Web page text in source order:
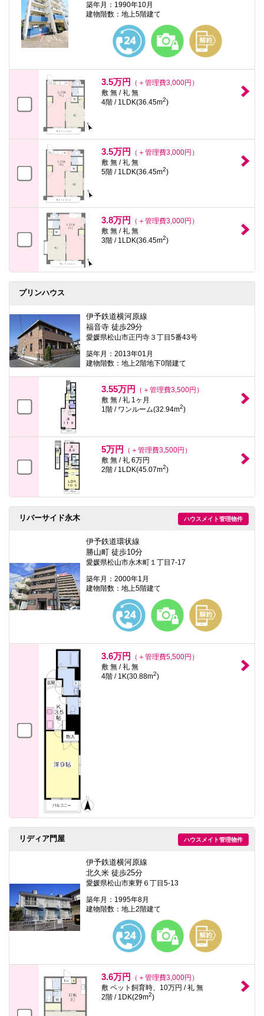
築年月：1990年10月
建物階数：地上5階建て
3.5万円
（＋管理費3,000円）
敷 無 / 礼 無
4階 / 1LDK(36.45m2)
3.5万円
（＋管理費3,000円）
敷 無 / 礼 無
5階 / 1LDK(36.45m2)
3.8万円
（＋管理費3,000円）
敷 無 / 礼 無
3階 / 1LDK(36.45m2)
プリンハウス
伊予鉄道横河原線
福音寺 徒歩29分
愛媛県松山市正円寺３丁目5番43号
築年月：2013年01月
建物階数：地上2階地下0階建て
3.55万円
（＋管理費3,500円）
敷 無 / 礼 1ヶ月
1階 / ワンルーム(32.94m2)
5万円
（＋管理費3,500円）
敷 無 / 礼 6万円
2階 / 1LDK(45.07m2)
ハウスメイト管理物件
リバーサイド永木
伊予鉄道環状線
勝山町 徒歩10分
愛媛県松山市永木町１丁目7-17
築年月：2000年1月
建物階数：地上5階建て
3.6万円
（＋管理費5,500円）
敷 無 / 礼 無
4階 / 1K(30.88m2)
ハウスメイト管理物件
リディア門屋
伊予鉄道横河原線
北久米 徒歩25分
愛媛県松山市東野６丁目5-13
築年月：1995年8月
建物階数：地上2階建て
3.6万円
（＋管理費3,000円）
敷 ペット飼育時、10万円 / 礼 無
2階 / 1DK(29m2)